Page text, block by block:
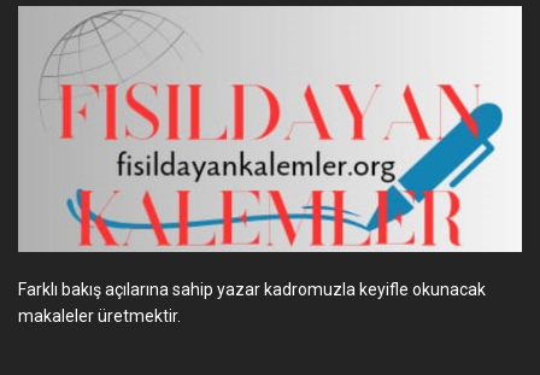
Farklı bakış açılarına sahip yazar kadromuzla keyifle okunacak
makaleler üretmektir.